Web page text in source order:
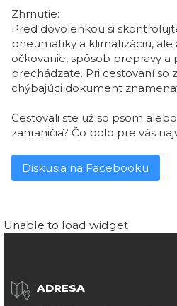
Zhrnutie:
Pred dovolenkou si
pneumatiky a klimatizáciu, ale
očkovanie, spôsob prepravy a
prechádzate. Pri cestovaní so
chýbajúci dokument
Cestovali ste už so psom
zahraničia? Čo bolo pre vás
Diskusia na Facebooku
Unable to load widget
ADRESA